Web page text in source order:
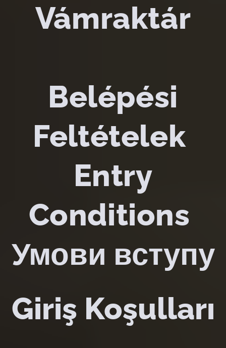
Vámraktár
Belépési
Feltételek
Entry
Conditions
Умови вступу
Giriş Koşulları